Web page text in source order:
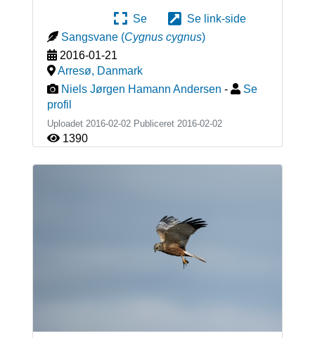
Se
Se link-side
Sangsvane (Cygnus cygnus)
2016-01-21
Arresø, Danmark
Niels Jørgen Hamann Andersen -
Se
profil
Uploadet 2016-02-02 Publiceret 2016-02-02
1390